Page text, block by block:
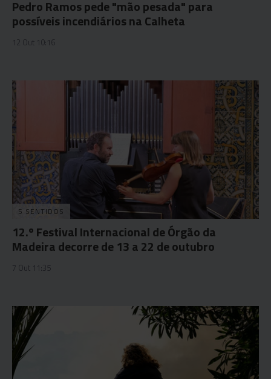
Pedro Ramos pede "mão pesada" para
possíveis incendiários na Calheta
12 Out 10:16
5 SENTIDOS
12.º Festival Internacional de Órgão da
Madeira decorre de 13 a 22 de outubro
7 Out 11:35